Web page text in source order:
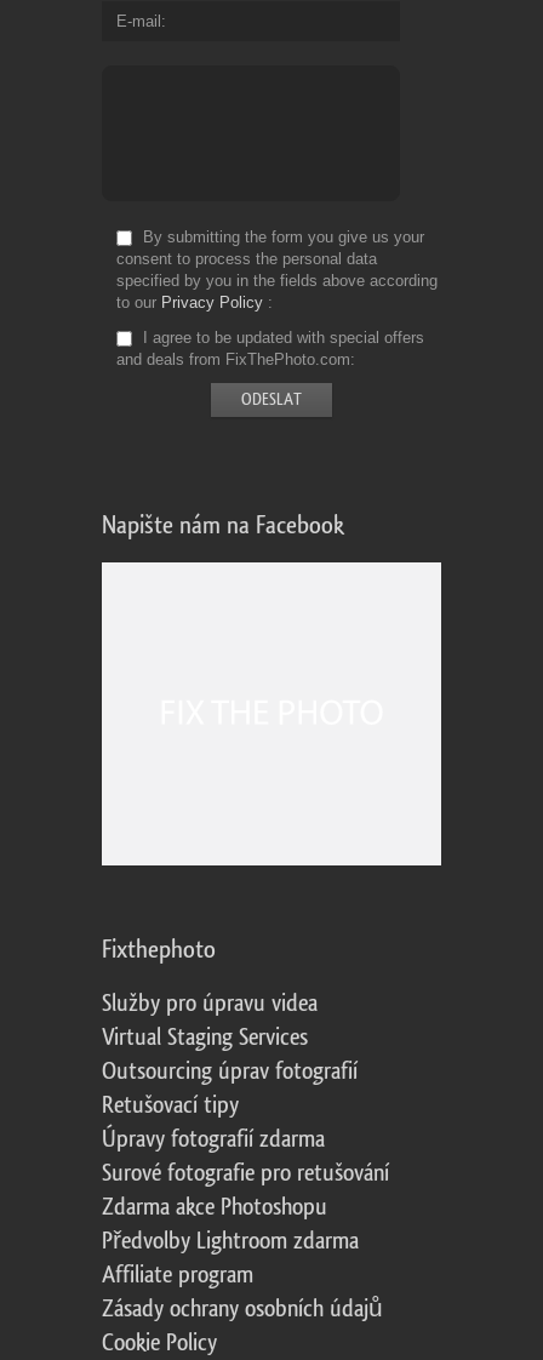
E-mail
By submitting the form you give us your
consent to process the personal data
specified by you in the fields above according
to our Privacy Policy
I agree to be updated with special offers
and deals from FixThePhoto.com
Napište nám na Facebook
Fixthephoto
Služby pro úpravu videa
Virtual Staging Services
Outsourcing úprav fotografií
Retušovací tipy
Úpravy fotografií zdarma
Surové fotografie pro retušování
Zdarma akce Photoshopu
Předvolby Lightroom zdarma
Affiliate program
Zásady ochrany osobních údajů
Cookie Policy